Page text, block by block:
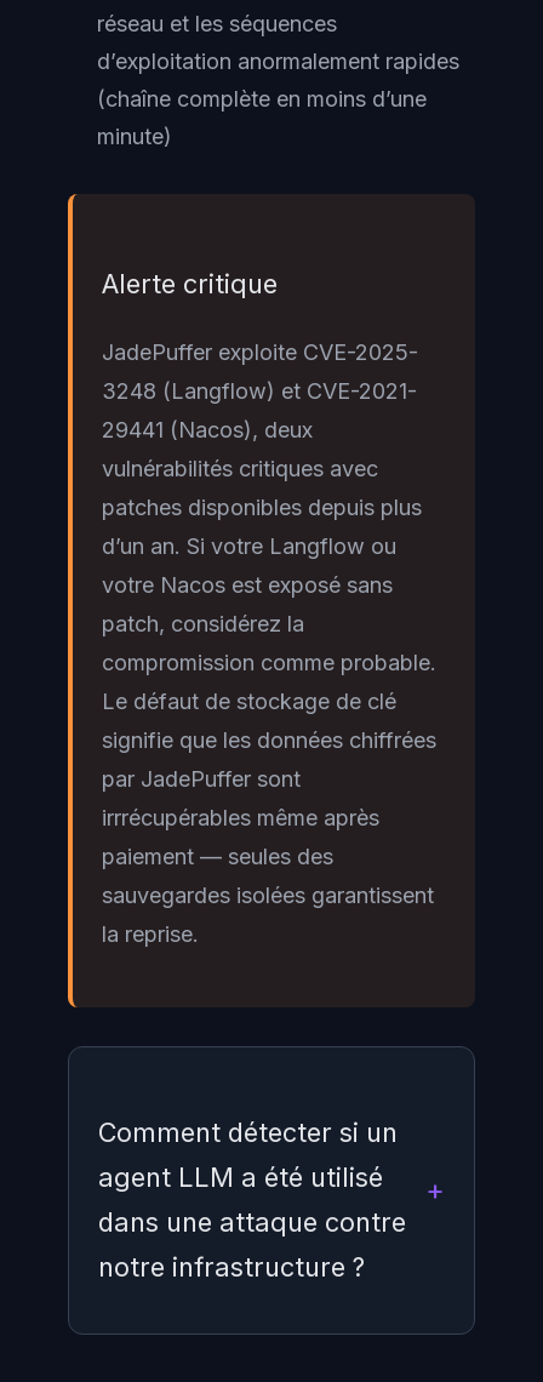
réseau et les séquences
d’exploitation anormalement rapides
(chaîne complète en moins d’une
minute)
Alerte critique
JadePuffer exploite CVE-2025-
3248 (Langflow) et CVE-2021-
29441 (Nacos), deux
vulnérabilités critiques avec
patches disponibles depuis plus
d’un an. Si votre Langflow ou
votre Nacos est exposé sans
patch, considérez la
compromission comme probable.
Le défaut de stockage de clé
signifie que les données chiffrées
par JadePuffer sont
irrrécupérables même après
paiement — seules des
sauvegardes isolées garantissent
la reprise.
Comment détecter si un
agent LLM a été utilisé
dans une attaque contre
notre infrastructure ?